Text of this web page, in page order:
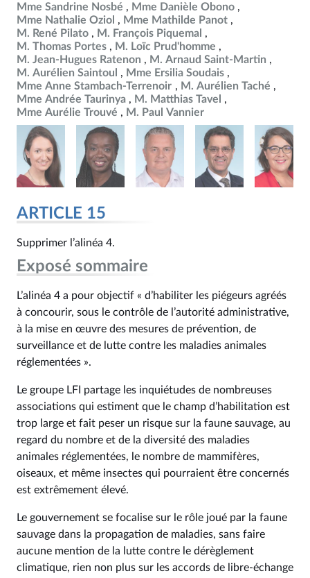
Mme Sandrine Nosbé
Mme Danièle Obono
Mme Nathalie Oziol
Mme Mathilde Panot
M. René Pilato
M. François Piquemal
M. Thomas Portes
M. Loïc Prud'homme
M. Jean-Hugues Ratenon
M. Arnaud Saint-Martin
M. Aurélien Saintoul
Mme Ersilia Soudais
Mme Anne Stambach-Terrenoir
M. Aurélien Taché
Mme Andrée Taurinya
M. Matthias Tavel
Mme Aurélie Trouvé
M. Paul Vannier
ARTICLE 15
Supprimer l’alinéa 4.
Exposé sommaire
L’alinéa 4 a pour objectif « d’habiliter les piégeurs agréés
à concourir, sous le contrôle de l’autorité administrative,
à la mise en œuvre des mesures de prévention, de
surveillance et de lutte contre les maladies animales
réglementées ».
Le groupe LFI partage les inquiétudes de nombreuses
associations qui estiment que le champ d’habilitation est
trop large et fait peser un risque sur la faune sauvage, au
regard du nombre et de la diversité des maladies
animales réglementées, le nombre de mammifères,
oiseaux, et même insectes qui pourraient être concernés
est extrêmement élevé.
Le gouvernement se focalise sur le rôle joué par la faune
sauvage dans la propagation de maladies, sans faire
aucune mention de la lutte contre le dérèglement
climatique, rien non plus sur les accords de libre-échange